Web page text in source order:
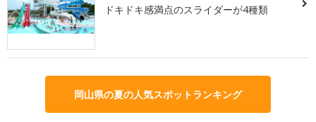
ドキドキ感満点のスライダーが4種類
岡山県の夏の人気スポットランキング